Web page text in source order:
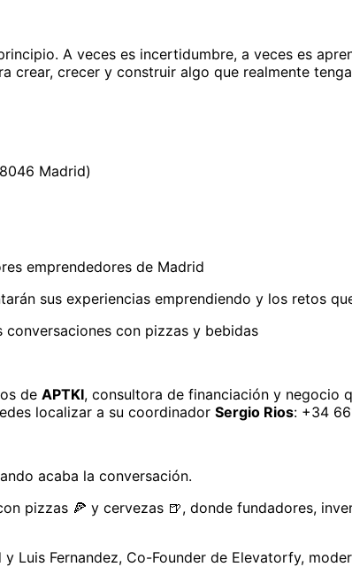
A veces es incertidumbre, a veces es
crear, crecer y construir algo que realmente
Madrid)
emprendedores de Madrid
sus experiencias emprendiendo y los retos
conversaciones con pizzas y bebidas
de APTKI, consultora de financiación y negocio
localizar a su coordinador Sergio Rios: +34
acaba la conversación.
pizzas 🍕 y cervezas 🍺, donde fundadores,
Luis Fernandez, Co-Founder de Elevatorfy,